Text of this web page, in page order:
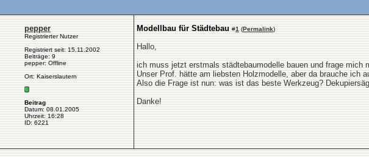
pepper
Registrierter Nutzer
Registriert seit: 15.11.2002
Beiträge: 9
pepper: Offline
Ort: Kaiserslautern
Beitrag
Datum: 08.01.2005
Uhrzeit: 16:28
ID: 6221
Modellbau für Städtebau #1 (Permalink)
Hallo,
ich muss jetzt erstmals städtebaumodelle bauen und frage mich
Unser Prof. hätte am liebsten Holzmodelle, aber da brauche ich
Also die Frage ist nun: was ist das beste Werkzeug?
Danke!